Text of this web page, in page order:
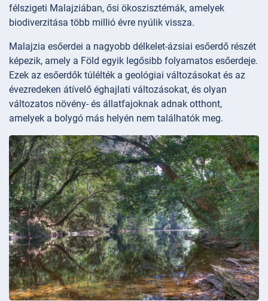
félszigeti Malajziában, ősi ökoszisztémák, amelyek
biodiverzitása több millió évre nyúlik vissza.
Malajzia esőerdei a nagyobb délkelet-ázsiai esőerdő részét
képezik, amely a Föld egyik legősibb folyamatos esőerdeje.
Ezek az esőerdők túlélték a geológiai változásokat és az
évezredeken átívelő éghajlati változásokat, és olyan
változatos növény- és állatfajoknak adnak otthont,
amelyek a bolygó más helyén nem találhatók meg.